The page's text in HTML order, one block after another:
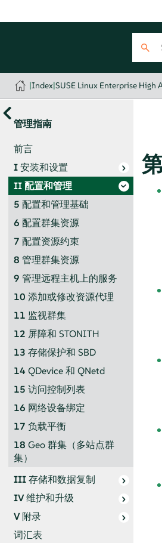
|Index|SUSE Linux Enterprise High
管理指南
前言
I安装和设置
II配置和管理
5 配置和管理基础
6 配置群集资源
7 配置资源约束
8 管理群集资源
9 管理远程主机上的服务
10 添加或修改资源代理
11 监视群集
12 屏障和 STONITH
13 存储保护和 SBD
14 QDevice 和 QNetd
15 访问控制列表
16 网络设备绑定
17 负载平衡
18 Geo 群集（多站点群
集）
III存储和数据复制
IV维护和升级
V附录
词汇表